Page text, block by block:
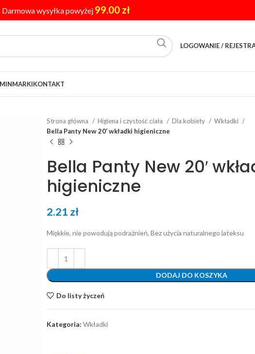
Darmowa wysyłka powyżej 99.00 zł
LOGOWANIE /
MARKIKONTAKT
Strona główna Higiena i czystość ciała Dla kobiety
Wkładki
Bella Panty New 20′ wkładki higieniczne
Bella Panty New 20′
higieniczne
2.21 zł
Miękkie, nie powodują podrażnień, Bez użycia naturalnego lateksu
DODAJ DO KOSZYKA
Do listy życzeń
Kategoria: Wkładki